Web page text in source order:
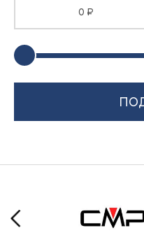
0 ₽